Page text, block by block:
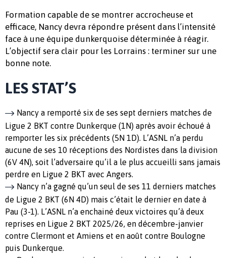
Formation capable de se montrer accrocheuse et
efficace, Nancy devra répondre présent dans l’intensité
face à une équipe dunkerquoise déterminée à réagir.
L’objectif sera clair pour les Lorrains : terminer sur une
bonne note.
LES STAT’S
Nancy a remporté six de ses sept derniers matches de
Ligue 2 BKT contre Dunkerque (1N) après avoir échoué à
remporter les six précédents (5N 1D). L’ASNL n’a perdu
aucune de ses 10 réceptions des Nordistes dans la division
(6V 4N), soit l’adversaire qu’il a le plus accueilli sans jamais
perdre en Ligue 2 BKT avec Angers.
Nancy n’a gagné qu’un seul de ses 11 derniers matches
de Ligue 2 BKT (6N 4D) mais c’était le dernier en date à
Pau (3-1). L’ASNL n’a enchainé deux victoires qu’à deux
reprises en Ligue 2 BKT 2025/26, en décembre-janvier
contre Clermont et Amiens et en août contre Boulogne
puis Dunkerque.